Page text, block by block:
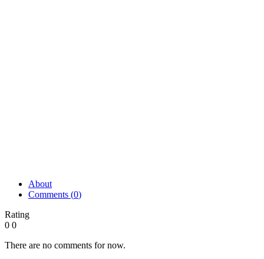
About
Comments (0)
Rating
0 0
There are no comments for now.